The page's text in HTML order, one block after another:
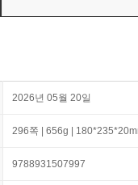
2026년 05월 20일
296쪽 | 656g |
9788931507997